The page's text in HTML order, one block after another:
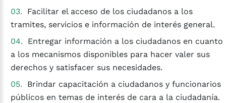
Facilitar el acceso de los ciudadanos a los
tramites, servicios e información de interés general.
Entregar información a los ciudadanos en cuanto
a los mecanismos disponibles para hacer valer sus
derechos y satisfacer sus necesidades.
Brindar capacitación a ciudadanos y funcionarios
públicos en temas de interés de cara a la ciudadanía.